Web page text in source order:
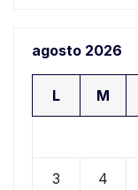
agosto 2026
L M
3 4